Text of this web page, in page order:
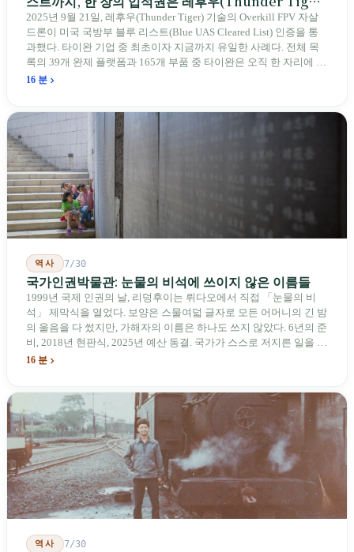
에게
2025년 9월 21일, 레후우(Thunder Tiger) 기술의 Overkill FPV 자살
드론이 미국 국방부 블루 리스트(Blue UAS Cleared List) 인증을 통
과했다. 타이완 기업 중 최초이자 지금까지 유일한 사례다. 전체 목
록의 39개 완제 플랫폼과 165개 부품 중 타이완은 오직 한 자리에 불
과하다. 2026년 4월, 미국 양당 소속 상원의원 4명이 《타이완을 위
를 드러낸다: 타이완의 진입이 너무 느려 미국 스스로가 입법을 통해
장벽을 낮춰야 한다는 점이다. 타이완에서 46년간 원격 조종 장난감
비행기를 만들어 온 한 회사가 오하이오주에 두 번째 공장을 건설할
계획을 세우고 있다.
16 분
역사 7/30
국가인권박물관: 눈물의 비석에 쓰이지 않은 이름들
1999년 국제 인권의 날, 리덩후이는 뤼다오에서 직접 「눈물의 비
석」 제막식을 열었다. 보양은 스물여덟 글자로 모든 어머니의 긴 밤
의 울음을 다 썼지만, 가해자의 이름은 하나도 쓰지 않았다. 6년의 준
비, 2018년 현판식, 2025년 예산 동결. 국가가 스스로 저지른 일을 기
념하기 위해 스스로 세운 박물관. 계엄 해제 39년 동안 사법 재판을
16 분
역사 7/30